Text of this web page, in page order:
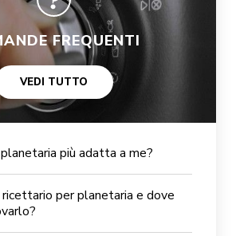
FREQUENTI
VEDI TUTTO
più adatta a me?
per planetaria e dove